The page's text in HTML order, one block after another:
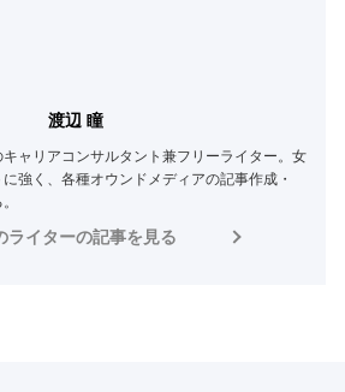
渡辺 瞳
ャリアコンサルタント兼フリーライター。女
強く、各種オウンドメディアの記事作成・
ライターの記事を見る